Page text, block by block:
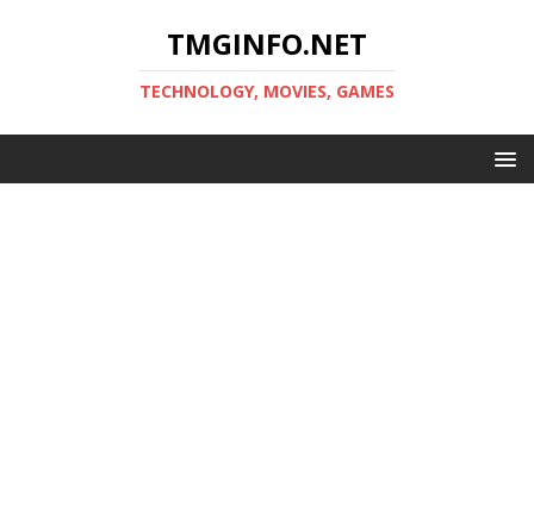
TMGINFO.NET
ТECHNOLOGY, MOVIES, GAMES